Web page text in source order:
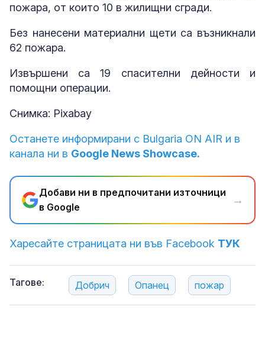
пожара, от които 10 в жилищни сгради.
Без нанесени материални щети са възникнали
62 пожара.
Извършени са 19 спасителни дейности и
помощни операции.
Снимка: Pixabay
Останете информирани с Bulgaria ON AIR и в
канала ни в Google News Showcase.
Добави ни в предпочитани източници
в Google
→
Харесайте страницата ни във Facebook ТУК
Тагове: Добрич Опанец пожар